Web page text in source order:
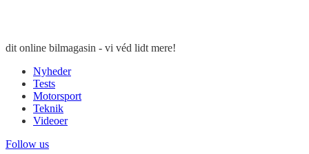
dit online bilmagasin - vi véd lidt mere!
Nyheder
Tests
Motorsport
Teknik
Videoer
Follow us